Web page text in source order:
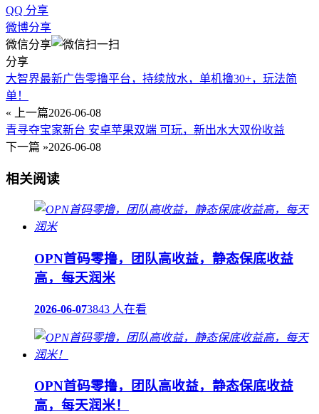
QQ 分享
微博分享
微信分享
分享
大智界最新广告零撸平台，持续放水，单机撸30+，玩法简
单！
« 上一篇2026-06-08
青寻夺宝家新台 安卓苹果双端 可玩，新出水大双份收益
下一篇 »2026-06-08
相关阅读
OPN首码零撸，团队高收益，静态保底收益
高，每天润米
2026-06-073843 人在看
OPN首码零撸，团队高收益，静态保底收益
高，每天润米！